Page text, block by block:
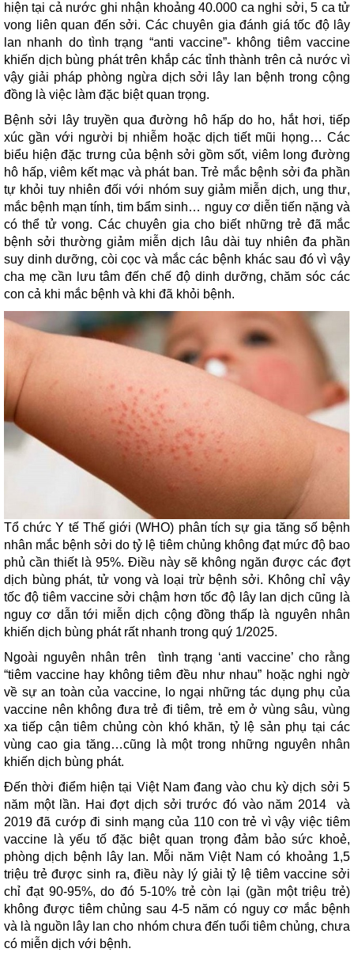
hiện tại cả nước ghi nhận khoảng 40.000 ca nghi sởi, 5 ca tử
vong liên quan đến sởi. Các chuyên gia đánh giá tốc độ lây
lan nhanh do tình trạng “anti vaccine”- không tiêm vaccine
khiến dịch bùng phát trên khắp các tỉnh thành trên cả nước vì
vậy giải pháp phòng ngừa dịch sởi lây lan bệnh trong cộng
đồng là việc làm đặc biệt quan trọng.
Bệnh sởi lây truyền qua đường hô hấp do ho, hắt hơi, tiếp
xúc gần với người bị nhiễm hoặc dịch tiết mũi họng… Các
biểu hiện đặc trưng của bệnh sởi gồm sốt, viêm long đường
hô hấp, viêm kết mạc và phát ban. Trẻ mắc bệnh sởi đa phần
tự khỏi tuy nhiên đối với nhóm suy giảm miễn dịch, ung thư,
mắc bệnh mạn tính, tim bẩm sinh… nguy cơ diễn tiến nặng và
có thể tử vong. Các chuyên gia cho biết những trẻ đã mắc
bệnh sởi thường giảm miễn dịch lâu dài tuy nhiên đa phần
suy dinh dưỡng, còi cọc và mắc các bệnh khác sau đó vì vậy
cha mẹ cần lưu tâm đến chế độ dinh dưỡng, chăm sóc các
con cả khi mắc bệnh và khi đã khỏi bệnh.
Tổ chức Y tế Thế giới (WHO) phân tích sự gia tăng số bệnh
nhân mắc bệnh sởi do tỷ lệ tiêm chủng không đạt mức độ bao
phủ cần thiết là 95%. Điều này sẽ không ngăn được các đợt
dịch bùng phát, tử vong và loại trừ bệnh sởi. Không chỉ vậy
tốc độ tiêm vaccine sởi chậm hơn tốc độ lây lan dịch cũng là
nguy cơ dẫn tới miễn dịch cộng đồng thấp là nguyên nhân
khiến dịch bùng phát rất nhanh trong quý 1/2025.
Ngoài nguyên nhân trên tình trạng ‘anti vaccine’ cho rằng
“tiêm vaccine hay không tiêm đều như nhau” hoặc nghi ngờ
về sự an toàn của vaccine, lo ngại những tác dụng phụ của
vaccine nên không đưa trẻ đi tiêm, trẻ em ở vùng sâu, vùng
xa tiếp cận tiêm chủng còn khó khăn, tỷ lệ sản phụ tại các
vùng cao gia tăng…cũng là một trong những nguyên nhân
khiến dịch bùng phát.
Đến thời điểm hiện tại Việt Nam đang vào chu kỳ dịch sởi 5
năm một lần. Hai đợt dịch sởi trước đó vào năm 2014 và
2019 đã cướp đi sinh mạng của 110 con trẻ vì vậy việc tiêm
vaccine là yếu tố đặc biệt quan trọng đảm bảo sức khoẻ,
phòng dịch bệnh lây lan. Mỗi năm Việt Nam có khoảng 1,5
triệu trẻ được sinh ra, điều này lý giải tỷ lệ tiêm vaccine sởi
chỉ đạt 90-95%, do đó 5-10% trẻ còn lại (gần một triệu trẻ)
không được tiêm chủng sau 4-5 năm có nguy cơ mắc bệnh
và là nguồn lây lan cho nhóm chưa đến tuổi tiêm chủng, chưa
có miễn dịch với bệnh.